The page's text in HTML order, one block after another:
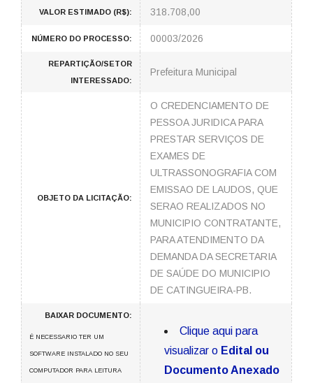
VALOR ESTIMADO (R$): 318.708,00
NÚMERO DO PROCESSO: 00003/2026
REPARTIÇÃO/SETOR
INTERESSADO:
Prefeitura Municipal
OBJETO DA LICITAÇÃO:
O CREDENCIAMENTO DE
PESSOA JURIDICA PARA
PRESTAR SERVIÇOS DE
EXAMES DE
ULTRASSONOGRAFIA COM
EMISSAO DE LAUDOS, QUE
SERAO REALIZADOS NO
MUNICIPIO CONTRATANTE,
PARA ATENDIMENTO DA
DEMANDA DA SECRETARIA
DE SAÚDE DO MUNICIPIO
DE CATINGUEIRA-PB.
BAIXAR DOCUMENTO:
É NECESSARIO TER UM
SOFTWARE INSTALADO NO SEU
COMPUTADOR PARA LEITURA
Clique aqui para
visualizar o Edital ou
Documento Anexado